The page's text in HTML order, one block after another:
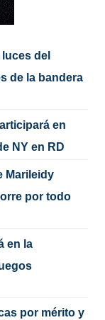
del
de la bandera
en
NY en RD
Marileidy
por todo
en la
por mérito y